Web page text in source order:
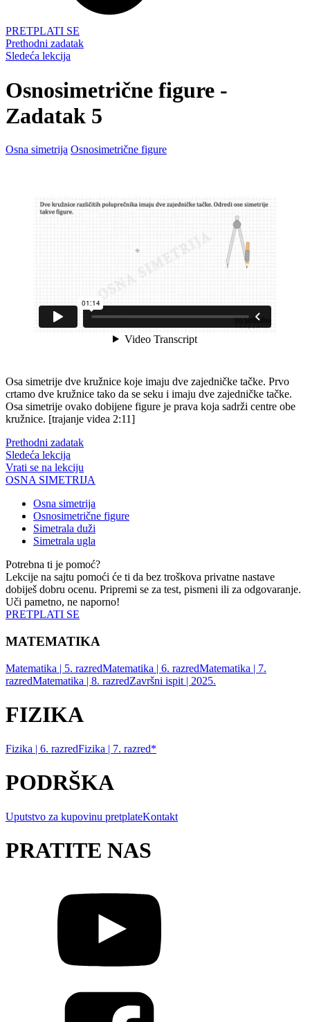
PRETPLATI SE
Prethodni zadatak
Sledeća lekcija
Osnosimetrične figure -
Zadatak 5
Osna simetrija Osnosimetrične figure
Osa simetrije dve kružnice koje imaju dve zajedničke tačke. Prvo
crtamo dve kružnice tako da se seku i imaju dve zajedničke tačke.
Osa simetrije ovako dobijene figure je prava koja sadrži centre obe
kružnice. [trajanje videa 2:11]
Prethodni zadatak
Sledeća lekcija
Vrati se na lekciju
OSNA SIMETRIJA
Osna simetrija
Osnosimetrične figure
Simetrala duži
Simetrala ugla
Potrebna ti je pomoć?
Lekcije na sajtu pomoći će ti da bez troškova privatne nastave
dobiješ dobru ocenu. Pripremi se za test, pismeni ili za odgovaranje.
Uči pametno, ne naporno!
PRETPLATI SE
MATEMATIKA
Matematika | 5. razredMatematika | 6. razredMatematika | 7.
razredMatematika | 8. razredZavršni ispit | 2025.
FIZIKA
Fizika | 6. razredFizika | 7. razred*
PODRŠKA
Uputstvo za kupovinu pretplateKontakt
PRATITE NAS